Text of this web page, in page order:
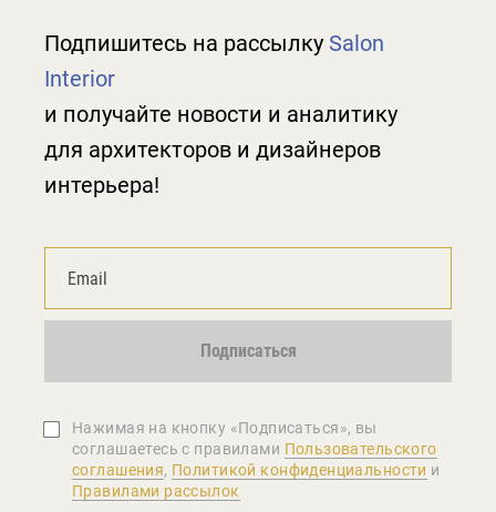
Подпишитесь на рассылку Salon
Interior
и получайте новости и аналитику
для архитекторов и дизайнеров
интерьера!
Подписаться
Нажимая на кнопку «Подписаться», вы
соглашаетеcь с правилами Пользовательского
соглашения, Политикой конфиденциальности и
Правилами рассылок